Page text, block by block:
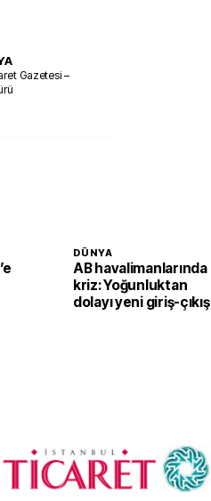
Gazetesi –
DÜNYA
AB havalimanlarında
kriz: Yoğunluktan
dolayı yeni giriş-çıkış